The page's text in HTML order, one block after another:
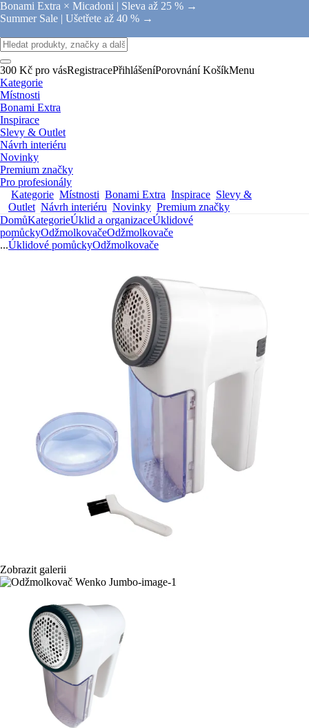
Bonami Extra × Micadoni | Sleva až 25 % →
Summer Sale | Ušetřete až 40 % →
300 Kč pro vásRegistracePřihlášeníPorovnání KošíkMenu
Kategorie
Místnosti
Bonami Extra
Inspirace
Slevy & Outlet
Návrh interiéru
Novinky
Premium značky
Pro profesionály
Kategorie Místnosti Bonami Extra Inspirace Slevy &
Outlet Návrh interiéru Novinky Premium značky
DomůKategorieÚklid a organizaceÚklidové
pomůckyOdžmolkovačeOdžmolkovače
...Úklidové pomůckyOdžmolkovače
Zobrazit galerii